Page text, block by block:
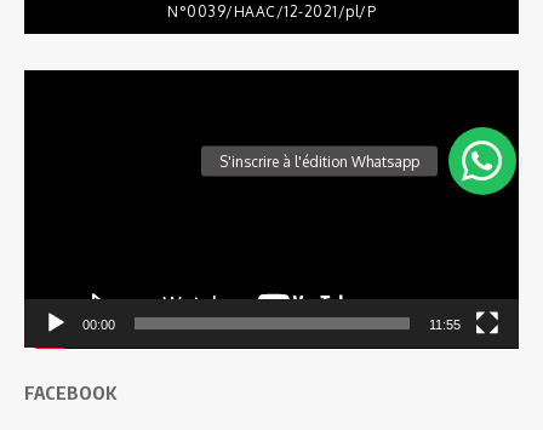
N°0039/HAAC/12-2021/pl/P
00:00 11:55
FACEBOOK